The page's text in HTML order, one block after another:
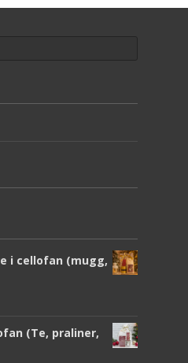
i cellofan (mugg,
(Te, praliner,